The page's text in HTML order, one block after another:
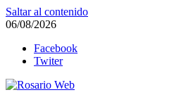
Saltar al contenido
06/08/2026
Facebook
Twiter